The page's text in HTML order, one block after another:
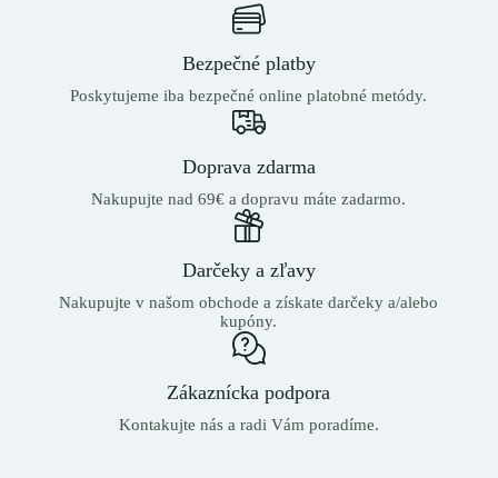
Bezpečné platby
Poskytujeme iba bezpečné online platobné metódy.
Doprava zdarma
Nakupujte nad 69€ a dopravu máte zadarmo.
Darčeky a zľavy
Nakupujte v našom obchode a získate darčeky a/alebo
kupóny.
Zákaznícka podpora
Kontakujte nás a radi Vám poradíme.